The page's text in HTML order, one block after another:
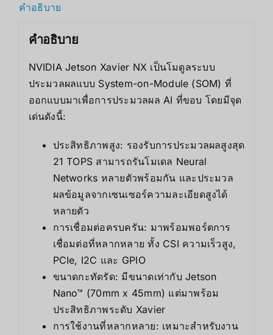
คำอธิบาย
คำอธิบาย
NVIDIA Jetson Xavier NX เป็นโมดูลระบบ
ประมวลผลแบบ System-on-Module (SOM) ที่
ออกแบบมาเพื่อการประมวลผล AI ที่ขอบ โดยมีจุด
เด่นดังนี้:
ประสิทธิภาพสูง: รองรับการประมวลผลสูงสุด
21 TOPS สามารถรันโมเดล Neural
Networks หลายตัวพร้อมกัน และประมวล
ผลข้อมูลจากเซนเซอร์ความละเอียดสูงได้
หลายตัว
การเชื่อมต่อครบครัน: มาพร้อมพอร์ตการ
เชื่อมต่อที่หลากหลาย ทั้ง CSI ความเร็วสูง,
PCIe, I2C และ GPIO
ขนาดกะทัดรัด: มีขนาดเท่ากับ Jetson
Nano™ (70mm x 45mm) แต่มาพร้อม
ประสิทธิภาพระดับ Xavier
การใช้งานที่หลากหลาย: เหมาะสำหรับงาน